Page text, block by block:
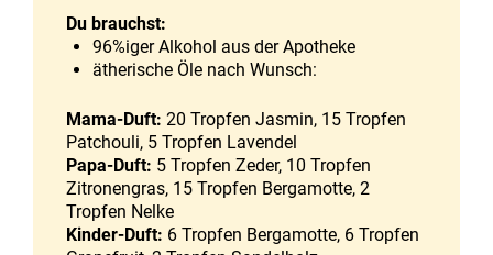
Du brauchst:
96%iger Alkohol aus der Apotheke
ätherische Öle nach Wunsch:
Mama-Duft: 20 Tropfen Jasmin, 15 Tropfen
Patchouli, 5 Tropfen Lavendel
Papa-Duft: 5 Tropfen Zeder, 10 Tropfen
Zitronengras, 15 Tropfen Bergamotte, 2
Tropfen Nelke
Kinder-Duft: 6 Tropfen Bergamotte, 6 Tropfen